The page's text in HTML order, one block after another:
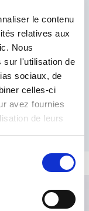
le contenu
relatives aux
Nous
sur l'utilisation de
sociaux, de
celles-ci
avez fournies
de leurs
akzeptiere sie.*